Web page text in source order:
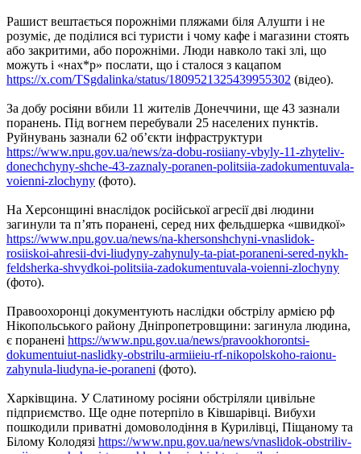
Рашист вештається порожніми пляжами біля Алушти і не
розуміє, де поділися всі туристи і чому кафе і магазини стоять
або закритими, або порожніми. Люди навколо такі злі, що
можуть і «нах*р» послати, що і сталося з кацапом
https://x.com/TSgdalinka/status/1809521325439955302 (відео).
За добу росіяни вбили 11 жителів Донеччини, ще 43 зазнали
поранень. Під вогнем перебували 25 населених пунктів.
Руйнувань зазнали 62 об’єкти інфраструктури
https://www.npu.gov.ua/news/za-dobu-rosiiany-vbyly-11-zhyteliv-
donechchyny-shche-43-zaznaly-poranen-politsiia-zadokumentuvala-
voienni-zlochyny (фото).
На Херсонщині внаслідок російської агресії дві людини
загинули та п’ять поранені, серед них фельдшерка «швидкої»
https://www.npu.gov.ua/news/na-khersonshchyni-vnaslidok-
rosiiskoi-ahresii-dvi-liudyny-zahynuly-ta-piat-poraneni-sered-nykh-
feldsherka-shvydkoi-politsiia-zadokumentuvala-voienni-zlochyny
(фото).
Правоохоронці документують наслідки обстрілу армією рф
Нікопольського району Дніпропетровщини: загинула людина,
є поранені https://www.npu.gov.ua/news/pravookhorontsi-
dokumentuiut-naslidky-obstrilu-armiieiu-rf-nikopolskoho-raionu-
zahynula-liudyna-ie-poraneni (фото).
Харківщина. У Слатиному росіяни обстріляли цивільне
підприємство. Ще одне потерпіло в Ківшарівці. Вибухи
пошкодили приватні домоволодіння в Курилівці, Піщаному та
Білому Колодязі https://www.npu.gov.ua/news/vnaslidok-obstriliv-